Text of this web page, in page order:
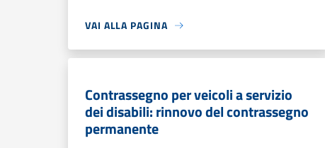
VAI ALLA PAGINA
Contrassegno per veicoli a servizio
dei disabili: rinnovo del contrassegno
permanente